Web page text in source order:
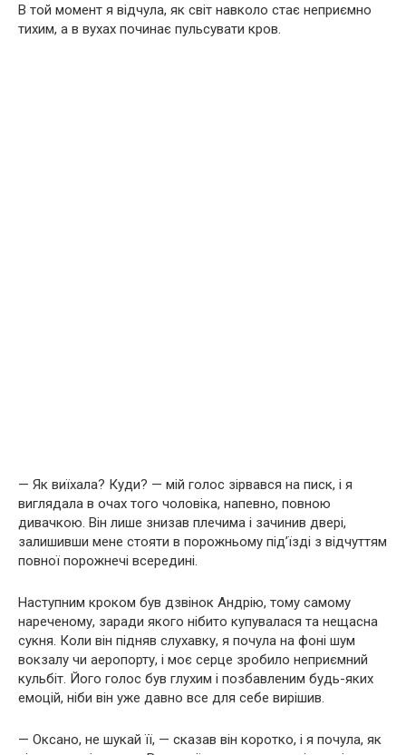
В той момент я відчула, як світ навколо стає неприємно
тихим, а в вухах починає пульсувати кров.
— Як виїхала? Куди? — мій голос зірвався на писк, і я
виглядала в очах того чоловіка, напевно, повною
дивачкою. Він лише знизав плечима і зачинив двері,
залишивши мене стояти в порожньому під’їзді з відчуттям
повної порожнечі всередині.
Наступним кроком був дзвінок Андрію, тому самому
нареченому, заради якого нібито купувалася та нещасна
сукня. Коли він підняв слухавку, я почула на фоні шум
вокзалу чи аеропорту, і моє серце зробило неприємний
кульбіт. Його голос був глухим і позбавленим будь-яких
емоцій, ніби він уже давно все для себе вирішив.
— Оксано, не шукай її, — сказав він коротко, і я почула, як